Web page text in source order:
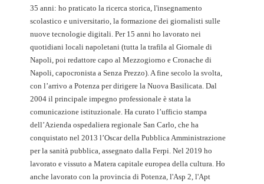
35 anni: ho praticato la ricerca storica, l'insegnamento
scolastico e universitario, la formazione dei giornalisti sulle
nuove tecnologie digitali. Per 15 anni ho lavorato nei
quotidiani locali napoletani (tutta la trafila al Giornale di
Napoli, poi redattore capo al Mezzogiorno e Cronache di
Napoli, capocronista a Senza Prezzo). A fine secolo la svolta,
con l’arrivo a Potenza per dirigere la Nuova Basilicata. Dal
2004 il principale impegno professionale è stata la
comunicazione istituzionale. Ha curato l’ufficio stampa
dell’Azienda ospedaliera regionale San Carlo, che ha
conquistato nel 2013 l’Oscar della Pubblica Amministrazione
per la sanità pubblica, assegnato dalla Ferpi. Nel 2019 ho
lavorato e vissuto a Matera capitale europea della cultura. Ho
anche lavorato con la provincia di Potenza, l'Asp 2, l'Apt